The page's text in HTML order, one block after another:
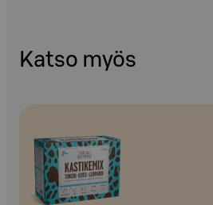
Katso myös